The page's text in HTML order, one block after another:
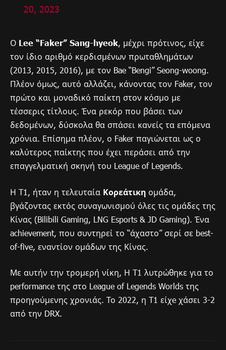
20, 2023
Ο Lee “Faker” Sang-hyeok, μέχρι πρότινος, είχε
τον ίδιο αριθμό κερδισμένων πρωταθλημάτων
(2013, 2015, 2016), με τον Bae “Bengi” Seong-woong.
Πλέον όμως, αυτό αλλάζει, κάνοντας τον Faker, τον
πρώτο και μοναδικό παίκτη στον κόσμο με
τέσσερις τίτλους. Ένα ρεκόρ που βάσει των
δεδομένων, δύσκολα θα σπάσει κανείς τα επόμενα
χρόνια. Επίσημα πλέον, ο Faker παγιώνεται ως ο
καλύτερος παίκτης που έχει περάσει από την
επαγγελματική σκηνή του League of Legends.
Η T1, ήταν η τελευταία Κορεάτικη ομάδα,
βγάζοντας εκτός συναγωνισμού όλες τις ομάδες της
Κίνας (Bilibili Gaming, LNG Esports & JD Gaming). Ένα
achievement, που συντηρεί το “άχαστο” σερί σε best-
of-five, εναντίον ομάδων της Κίνας.
Με αυτήν την τρομερή νίκη, Η T1 λυτρώθηκε για το
performance της στο League of Legends Worlds της
προηγούμενης χρονιάς. Το 2022, η T1 είχe χάσει 3-2
από την DRX.